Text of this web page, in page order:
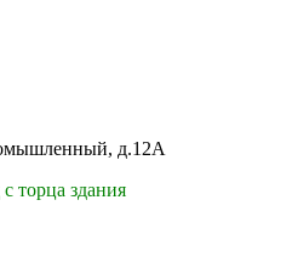
д.12А
торца здания